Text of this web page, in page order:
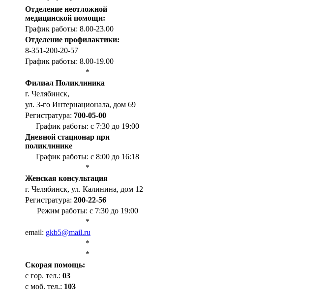
Отделение неотложной
медицинской помощи:
График работы: 8.00-23.00
Отделение профилактики:
8-351-200-20-57
График работы: 8.00-19.00
*
Филиал Поликлиника
г. Челябинск,
ул. 3-го Интернационала, дом 69
Регистратура: 700-05-00
График работы: с 7:30 до 19:00
Дневной стационар при
поликлинике
График работы: с 8:00 до 16:18
*
Женская консультация
г. Челябинск, ул. Калинина, дом 12
Регистратура: 200-22-56
Режим работы: с 7:30 до 19:00
*
email: gkb5@mail.ru
*
*
Cкорая помощь:
с гор. тел.: 03
с моб. тел.: 103